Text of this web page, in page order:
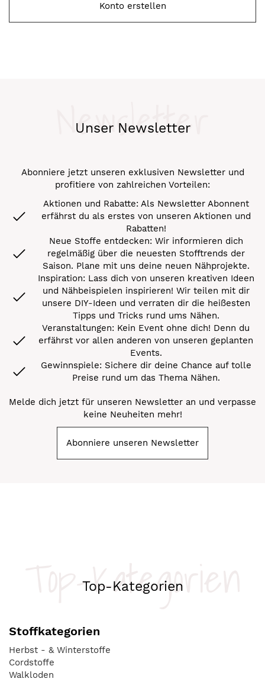
Konto erstellen
Unser Newsletter
Newsletter
Abonniere jetzt unseren exklusiven Newsletter und
profitiere von zahlreichen Vorteilen:
Aktionen und Rabatte: Als Newsletter Abonnent
erfährst du als erstes von unseren Aktionen und
Rabatten!
Neue Stoffe entdecken: Wir informieren dich
regelmäßig über die neuesten Stofftrends der
Saison. Plane mit uns deine neuen Nähprojekte.
Inspiration: Lass dich von unseren kreativen Ideen
und Nähbeispielen inspirieren! Wir teilen mit dir
unsere DIY-Ideen und verraten dir die heißesten
Tipps und Tricks rund ums Nähen.
Veranstaltungen: Kein Event ohne dich! Denn du
erfährst vor allen anderen von unseren geplanten
Events.
Gewinnspiele: Sichere dir deine Chance auf tolle
Preise rund um das Thema Nähen.
Melde dich jetzt für unseren Newsletter an und verpasse
keine Neuheiten mehr!
Abonniere unseren Newsletter
Top-Kategorien
Top-Kategorien
Stoffkategorien
Herbst - & Winterstoffe
Cordstoffe
Walkloden